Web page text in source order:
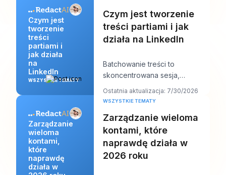
Czym jest
tworzenie
treści
partiami i
jak działa
na
LinkedIn
WSZYSTKIE TEMATY
Czym jest tworzenie
treści partiami i jak
działa na LinkedIn
Batchowanie treści to
skoncentrowana sesja,
podczas której tworzysz naraz
wiele postów na LinkedIn,
Ostatnia aktualizacja: 7/30/2026
Zarządzanie
wieloma
kontami,
które
naprawdę
działa w
WSZYSTKIE TEMATY
Zarządzanie wieloma
kontami, które
naprawdę działa w
2026 roku